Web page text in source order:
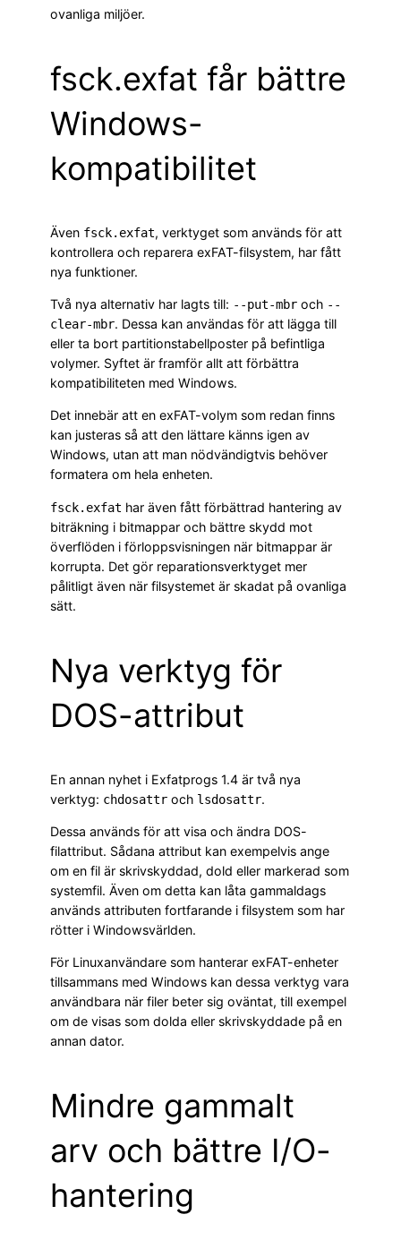
ovanliga miljöer.
fsck.exfat får bättre
Windows-
kompatibilitet
Även fsck.exfat, verktyget som används för att
kontrollera och reparera exFAT-filsystem, har fått
nya funktioner.
Två nya alternativ har lagts till: --put-mbr och --
clear-mbr. Dessa kan användas för att lägga till
eller ta bort partitionstabellposter på befintliga
volymer. Syftet är framför allt att förbättra
kompatibiliteten med Windows.
Det innebär att en exFAT-volym som redan finns
kan justeras så att den lättare känns igen av
Windows, utan att man nödvändigtvis behöver
formatera om hela enheten.
fsck.exfat har även fått förbättrad hantering av
biträkning i bitmappar och bättre skydd mot
överflöden i förloppsvisningen när bitmappar är
korrupta. Det gör reparationsverktyget mer
pålitligt även när filsystemet är skadat på ovanliga
sätt.
Nya verktyg för
DOS-attribut
En annan nyhet i Exfatprogs 1.4 är två nya
verktyg: chdosattr och lsdosattr.
Dessa används för att visa och ändra DOS-
filattribut. Sådana attribut kan exempelvis ange
om en fil är skrivskyddad, dold eller markerad som
systemfil. Även om detta kan låta gammaldags
används attributen fortfarande i filsystem som har
rötter i Windowsvärlden.
För Linuxanvändare som hanterar exFAT-enheter
tillsammans med Windows kan dessa verktyg vara
användbara när filer beter sig oväntat, till exempel
om de visas som dolda eller skrivskyddade på en
annan dator.
Mindre gammalt
arv och bättre I/O-
hantering